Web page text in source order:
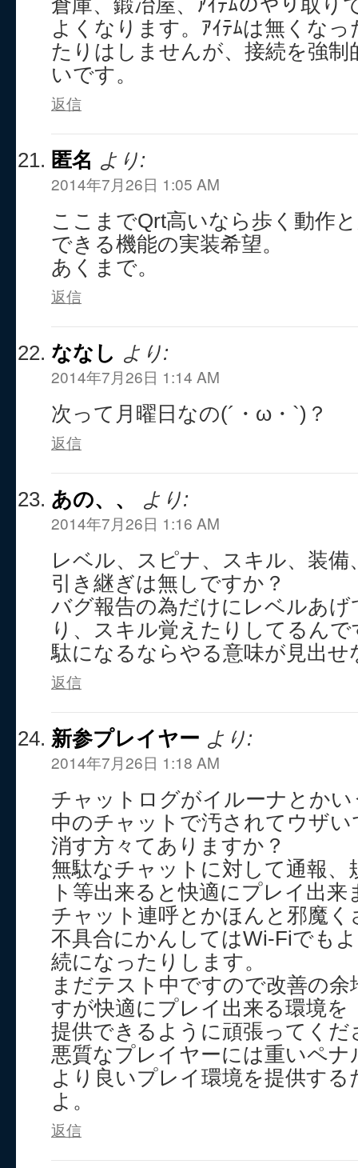
倉庫、鍛冶屋、ｱｲﾃﾑのやり取り
よくなります。ｱｲﾃﾑは無くな
たりはしませんが、接続を強制
いです。
返信
匿名 より:
2014年7月26日 1:05 AM
ここまでQrt高いなら歩く動作
できる機能の実装希望。
あくまで。
返信
ななし より:
2014年7月26日 1:14 AM
次って月曜日なの(´・ω・`)？
返信
あの、、 より:
2014年7月26日 1:16 AM
レベル、スピナ、スキル、装
引き継ぎは無しですか？
バグ報告の為だけにレベルあ
り、スキル覚えたりしてるん
駄になるならやる意味が見出せ
返信
新参プレイヤー より:
2014年7月26日 1:18 AM
チャットログがイルーナとか
中のチャットで汚されてウザい
消す方々てありますか？
無駄なチャットに対して通報、
ト等出来ると快適にプレイ出来
チャット連呼とかほんと邪魔く
不具合にかんしてはWi-Fiでも
続になったりします。
まだテスト中ですので改善の
すが快適にプレイ出来る環境を
提供できるように頑張ってくだ
悪質なプレイヤーには重いペ
より良いプレイ環境を提供す
よ。
返信